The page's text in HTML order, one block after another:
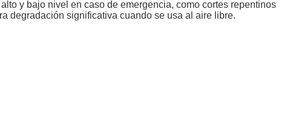
y bajo nivel en caso de emergencia, como cortes repentinos
degradación significativa cuando se usa al aire libre.